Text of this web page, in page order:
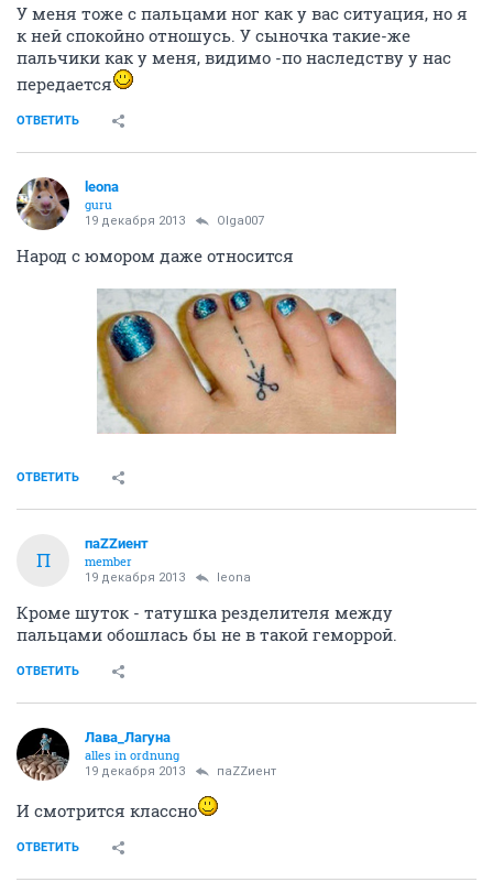
У меня тоже с пальцами ног как у вас ситуация, но я
к ней спокойно отношусь. У сыночка такие-же
пальчики как у меня, видимо -по наследству у нас
передается
ОТВЕТИТЬ
leona
guru
19 декабря 2013 Olga007
Народ с юмором даже относится
ОТВЕТИТЬ
П
паZZиент
member
19 декабря 2013 leona
Кроме шуток - татушка резделителя между
пальцами обошлась бы не в такой геморрой.
ОТВЕТИТЬ
Лава_Лагуна
alles in ordnung
19 декабря 2013 паZZиент
И смотрится классно
ОТВЕТИТЬ